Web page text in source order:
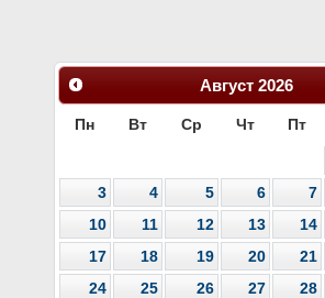
Август 2026
Пн Вт Ср Чт Пт
3
4 5 6 7
10
11 12 13 14
17
18 19 20 21
24
25 26 27 28